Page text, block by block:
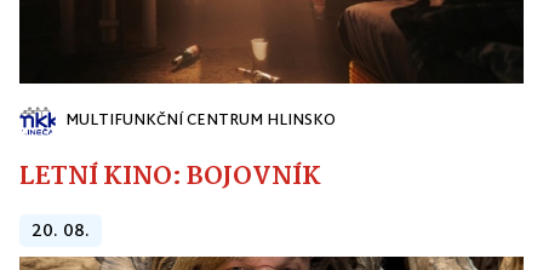
MULTIFUNKČNÍ CENTRUM HLINSKO
LETNÍ KINO: BOJOVNÍK
20. 08.